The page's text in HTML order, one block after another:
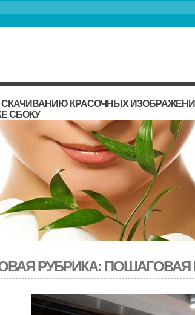
КРАСОЧНЫХ
СБОКУ
РУБРИКА: ПОШАГОВАЯ